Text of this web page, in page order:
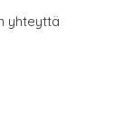
yhteyttä